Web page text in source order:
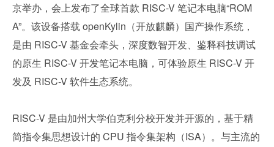
京举办，会上发布了全球首款 RISC-V 笔记本电脑“ROM
A”。该设备搭载 openKylin（开放麒麟）国产操作系统，
是由 RISC-V 基金会牵头，深度数智开发、鉴释科技调试
的原生 RISC-V 开发笔记本电脑，可体验原生 RISC-V 开
发及 RISC-V 软件生态系统。
RISC-V 是由加州大学伯克利分校开发并开源的，基于精
简指令集思想设计的 CPU 指令集架构（ISA）。与主流的